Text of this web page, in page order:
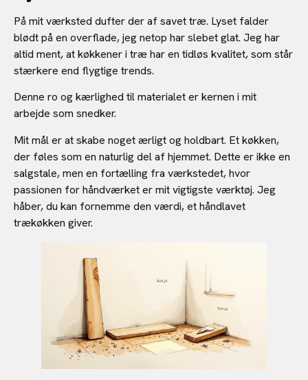
På mit værksted dufter der af savet træ. Lyset falder
blødt på en overflade, jeg netop har slebet glat. Jeg har
altid ment, at køkkener i træ har en tidløs kvalitet, som står
stærkere end flygtige trends.
Denne ro og kærlighed til materialet er kernen i mit
arbejde som snedker.
Mit mål er at skabe noget ærligt og holdbart. Et køkken,
der føles som en naturlig del af hjemmet. Dette er ikke en
salgstale, men en fortælling fra værkstedet, hvor
passionen for håndværket er mit vigtigste værktøj. Jeg
håber, du kan fornemme den værdi, et håndlavet
trækøkken giver.